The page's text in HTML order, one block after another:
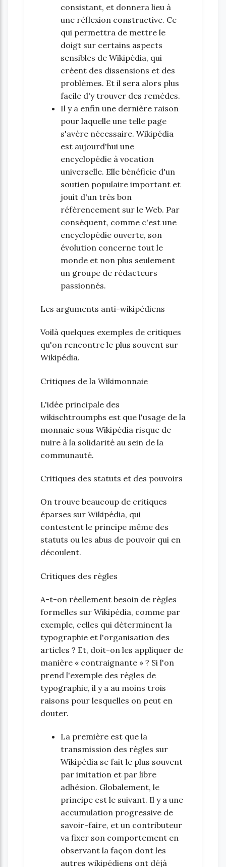
consistant, et donnera lieu à
une réflexion constructive. Ce
qui permettra de mettre le
doigt sur certains aspects
sensibles de Wikipédia, qui
créent des dissensions et des
problèmes. Et il sera alors plus
facile d'y trouver des remèdes.
Il y a enfin une dernière raison
pour laquelle une telle page
s'avère nécessaire. Wikipédia
est aujourd'hui une
encyclopédie à vocation
universelle. Elle bénéficie d'un
soutien populaire important et
jouit d'un très bon
référencement sur le Web. Par
conséquent, comme c'est une
encyclopédie ouverte, son
évolution concerne tout le
monde et non plus seulement
un groupe de rédacteurs
passionnés.
Les arguments anti-wikipédiens
Voilà quelques exemples de critiques
qu'on rencontre le plus souvent sur
Wikipédia.
Critiques de la Wikimonnaie
L'idée principale des
wikischtroumphs est que l'usage de la
monnaie sous Wikipédia risque de
nuire à la solidarité au sein de la
communauté.
Critiques des statuts et des pouvoirs
On trouve beaucoup de critiques
éparses sur Wikipédia, qui
contestent le principe même des
statuts ou les abus de pouvoir qui en
découlent.
Critiques des règles
A-t-on réellement besoin de règles
formelles sur Wikipédia, comme par
exemple, celles qui déterminent la
typographie et l'organisation des
articles ? Et, doit-on les appliquer de
manière « contraignante » ? Si l'on
prend l'exemple des règles de
typographie, il y a au moins trois
raisons pour lesquelles on peut en
douter.
La première est que la
transmission des règles sur
Wikipédia se fait le plus souvent
par imitation et par libre
adhésion. Globalement, le
principe est le suivant. Il y a une
accumulation progressive de
savoir-faire, et un contributeur
va fixer son comportement en
observant la façon dont les
autres wikipédiens ont déjà